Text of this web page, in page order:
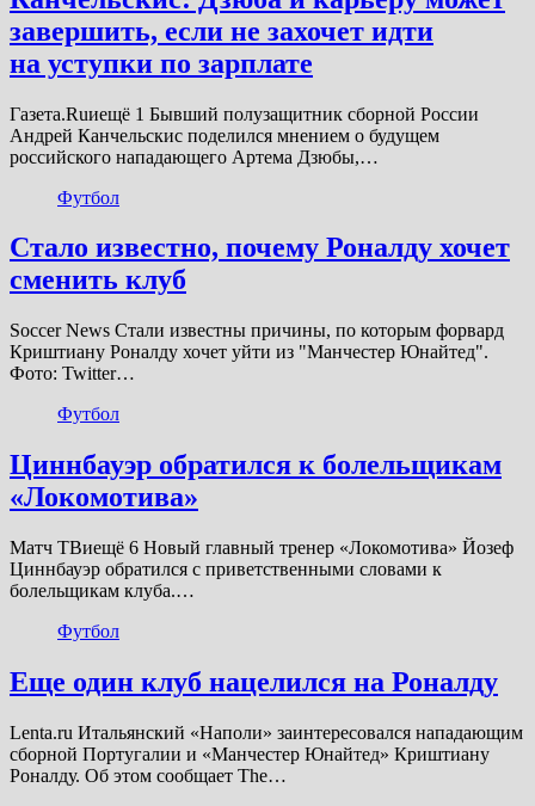
завершить, если не захочет идти
на уступки по зарплате
Газета.Ruиещё 1 Бывший полузащитник сборной России
Андрей Канчельскис поделился мнением о будущем
российского нападающего Артема Дзюбы,…
Футбол
Стало известно, почему Роналду хочет
сменить клуб
Soccer News Стали известны причины, по которым форвард
Криштиану Роналду хочет уйти из "Манчестер Юнайтед".
Фото: Twitter…
Футбол
Циннбауэр обратился к болельщикам
«Локомотива»
Матч ТВиещё 6 Новый главный тренер «Локомотива» Йозеф
Циннбауэр обратился с приветственными словами к
болельщикам клуба.…
Футбол
Еще один клуб нацелился на Роналду
Lenta.ru Итальянский «Наполи» заинтересовался нападающим
сборной Португалии и «Манчестер Юнайтед» Криштиану
Роналду. Об этом сообщает The…